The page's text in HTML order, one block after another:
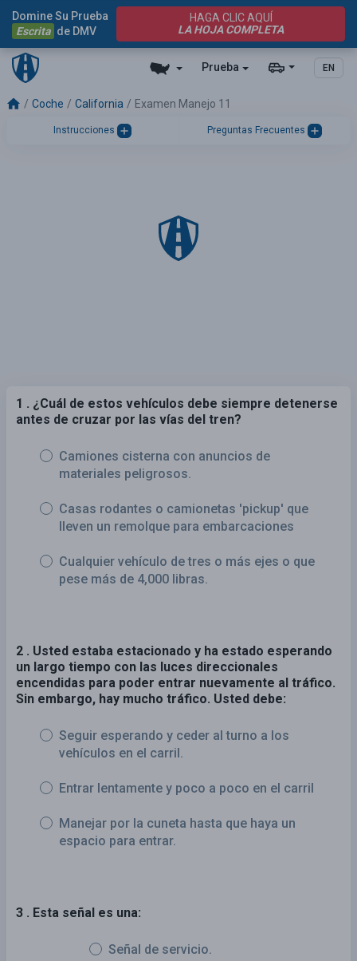
Prueba EN
Domine Su Prueba
Escrita de DMV
HAGA CLIC AQUÍ
LA HOJA COMPLETA
Coche California Examen Manejo 11
Instrucciones Preguntas Frecuentes
1 . ¿Cuál de estos vehículos debe siempre detenerse
antes de cruzar por las vías del tren?
Camiones cisterna con anuncios de
materiales peligrosos.
Casas rodantes o camionetas 'pickup' que
lleven un remolque para embarcaciones
Cualquier vehículo de tres o más ejes o que
pese más de 4,000 libras.
2 . Usted estaba estacionado y ha estado esperando
un largo tiempo con las luces direccionales
encendidas para poder entrar nuevamente al tráfico.
Sin embargo, hay mucho tráfico. Usted debe:
Seguir esperando y ceder al turno a los
vehículos en el carril.
Entrar lentamente y poco a poco en el carril
Manejar por la cuneta hasta que haya un
espacio para entrar.
3 . Esta señal es una:
Señal de servicio.